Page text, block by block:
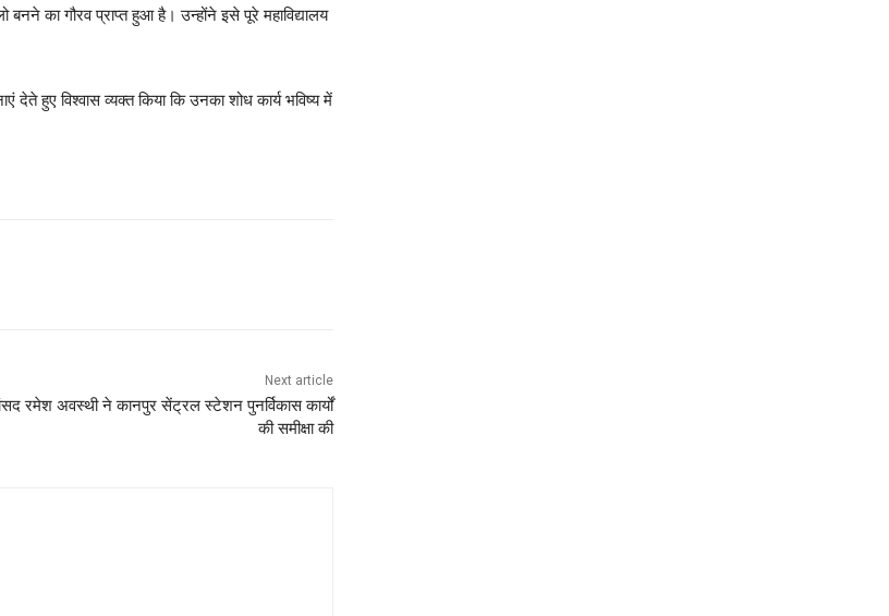
का गौरव प्राप्त हुआ है। उन्होंने इसे पूरे महाविद्यालय
हुए विश्वास व्यक्त किया कि उनका शोध कार्य भविष्य में
Next article
रमेश अवस्थी ने कानपुर सेंट्रल स्टेशन पुनर्विकास कार्यों
की समीक्षा की